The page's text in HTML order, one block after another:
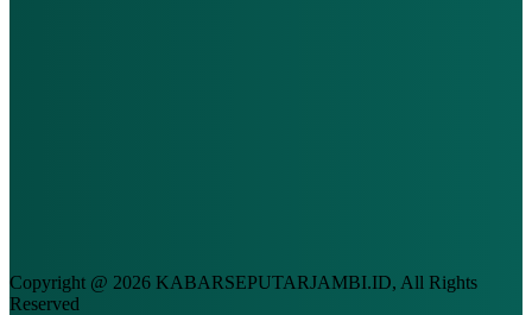
Copyright @ 2026 KABARSEPUTARJAMBI.ID, All Rights
Reserved